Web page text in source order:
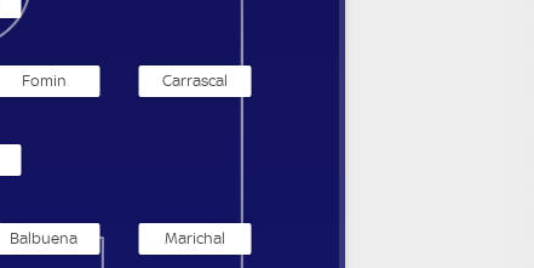
Marichal
Balbuena
Carrascal
Fomin